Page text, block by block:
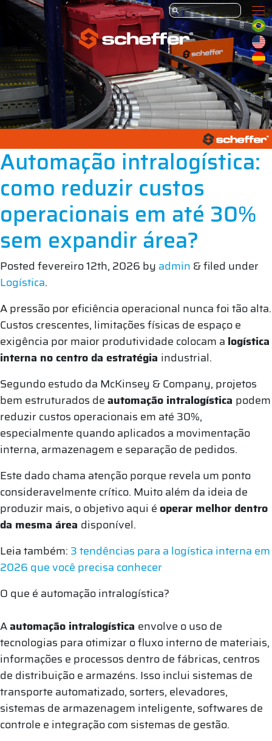
Automação intralogística:
como reduzir custos
operacionais em até 30%
sem expandir área?
Posted fevereiro 12th, 2026 by admin &filed under
Logística.
A pressão por eficiência operacional nunca foi tão alta.
Custos crescentes, limitações físicas de espaço e
exigência por maior produtividade colocam a logística
interna no centro da estratégia industrial.
Segundo estudo da McKinsey & Company, projetos
bem estruturados deautomação intralogística podem
reduzir custos operacionais em até 30%,
especialmente quando aplicados a movimentação
interna, armazenagem e separação de pedidos.
Este dado chama atenção porque revela um ponto
consideravelmente crítico. Muito além da ideia de
produzir mais, o objetivo aqui éoperar melhor dentro
da mesma área disponível.
Leia também: 3 tendências para a logística interna em
2026 que você precisa conhecer
O que é automação intralogística?
Aautomação intralogística envolve o uso de
tecnologias para otimizar o fluxo interno de materiais,
informações e processos dentro de fábricas, centros
de distribuição e armazéns. Isso inclui sistemas de
transporte automatizado, sorters, elevadores,
sistemas de armazenagem inteligente, softwares de
controle e integração com sistemas de gestão.